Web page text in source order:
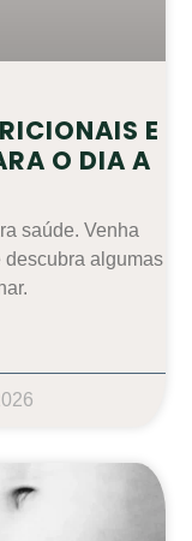
E
O DIA A
saúde. Venha
descubra algumas